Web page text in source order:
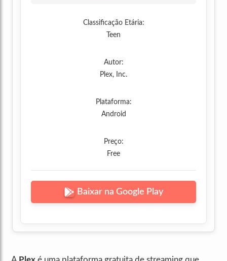
Classificação Etária:
Teen
Autor:
Plex, Inc.
Plataforma:
Android
Preço:
Free
Baixar na Google Play